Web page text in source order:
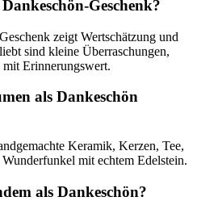
Geschenk?
zeigt Wertschätzung und
sind kleine Überraschungen,
Erinnerungswert.
als Dankeschön
Keramik, Kerzen, Tee,
mit echtem Edelstein.
als Dankeschön?